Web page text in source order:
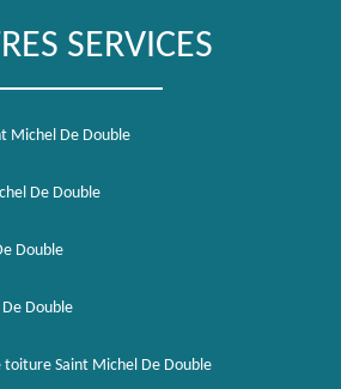
SERVICES
Michel De Double
De Double
Double
Double
toiture Saint Michel De Double